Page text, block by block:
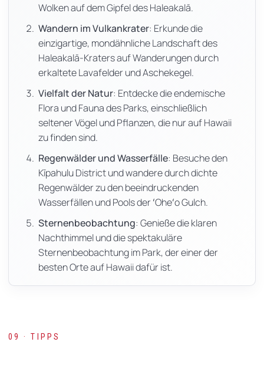
Wolken auf dem Gipfel des Haleakalā.
Wandern im Vulkankrater: Erkunde die
einzigartige, mondähnliche Landschaft des
Haleakalā-Kraters auf Wanderungen durch
erkaltete Lavafelder und Aschekegel.
Vielfalt der Natur: Entdecke die endemische
Flora und Fauna des Parks, einschließlich
seltener Vögel und Pflanzen, die nur auf Hawaii
zu finden sind.
Regenwälder und Wasserfälle: Besuche den
Kīpahulu District und wandere durch dichte
Regenwälder zu den beeindruckenden
Wasserfällen und Pools der ʻOheʻo Gulch.
Sternenbeobachtung: Genieße die klaren
Nachthimmel und die spektakuläre
Sternenbeobachtung im Park, der einer der
besten Orte auf Hawaii dafür ist.
09 · TIPPS